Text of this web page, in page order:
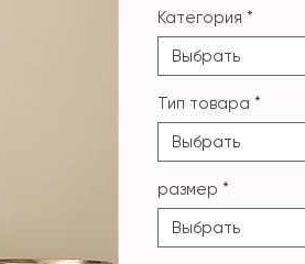
Категория *
Выбрать
Тип товара *
Выбрать
размер *
Выбрать